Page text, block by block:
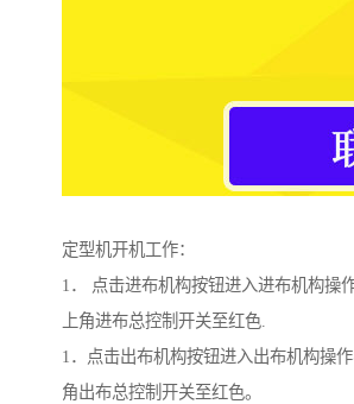
定型机开机工作：
1． 点击进布机构按钮进入进布机构操
上角进布总控制开关至红色.
1．点击出布机构按钮进入出布机构操
角出布总控制开关至红色。